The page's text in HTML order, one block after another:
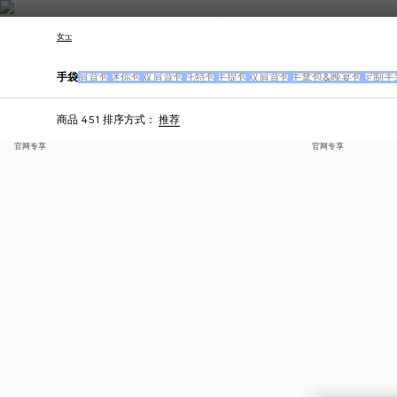
女士
手袋 肩背包 迷你包 双肩背包 托特包 手提包 双肩背包 手拿包&晚宴包 定制手
商品 451 排序方式： 推荐
官网专享 官网专享